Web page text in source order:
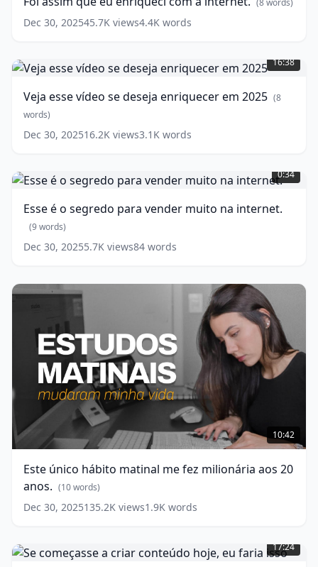
enriqueci
com
(8
words)
Dec 30, 202545.7K views4.4K words
esse
vídeo
deseja
enriquecer
em
2025
8
16:38
Veja esse vídeo se deseja enriquecer em 2025 (8
words)
Dec 30, 202516.2K views3.1K words
é
o
para
vender
muito
na
(9
words)
0:34
Esse é o segredo para vender muito na internet.
(9words)
Dec 30, 20255.7K views84 words
Este
único
hábito
me
fez
milionária
aos
anos.
(10
10:42
Este único hábito matinal me fez milionária aos 20
anos. (10words)
Dec 30, 2025135.2K views1.9K words
começasse
a
17:24